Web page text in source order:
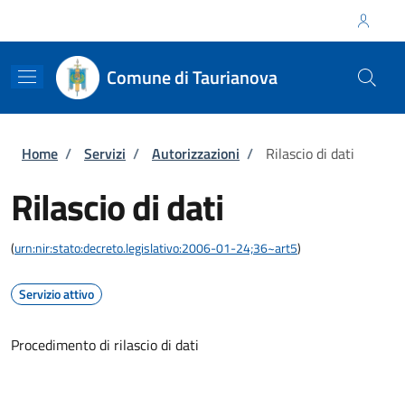
Comune di Taurianova
Briciole di pane
Home / Servizi / Autorizzazioni / Rilascio di dati
Rilascio di dati
(urn:nir:stato:decreto.legislativo:2006-01-24;36~art5)
Servizio attivo
Procedimento di rilascio di dati